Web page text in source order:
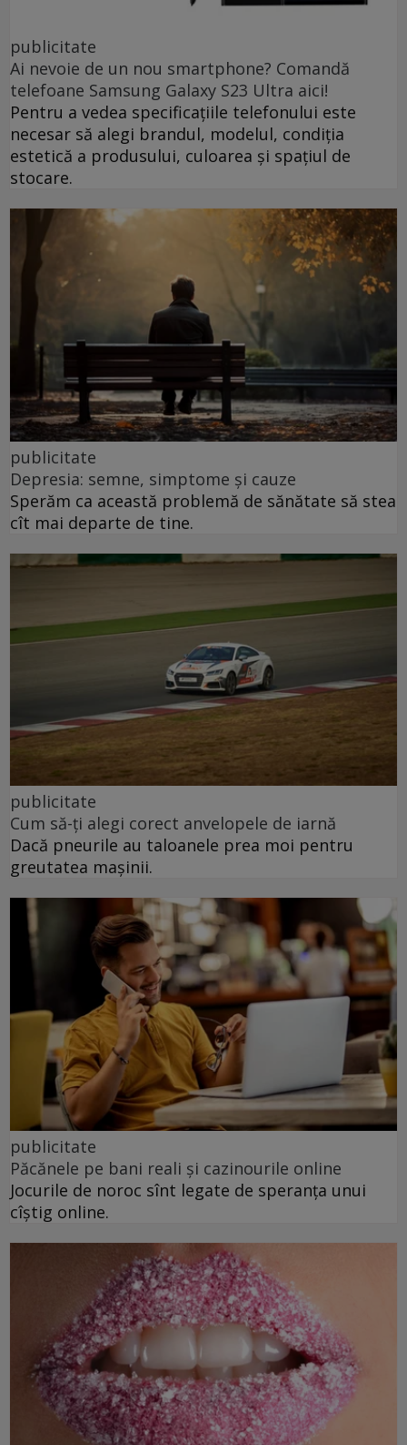
publicitate
Ai nevoie de un nou smartphone? Comandă
telefoane Samsung Galaxy S23 Ultra aici!
Pentru a vedea specificațiile telefonului este
necesar să alegi brandul, modelul, condiția
estetică a produsului, culoarea și spațiul de
stocare.
publicitate
Depresia: semne, simptome și cauze
Sperăm ca această problemă de sănătate să stea
cît mai departe de tine.
publicitate
Cum să-ți alegi corect anvelopele de iarnă
Dacă pneurile au taloanele prea moi pentru
greutatea mașinii.
publicitate
Păcănele pe bani reali și cazinourile online
Jocurile de noroc sînt legate de speranța unui
cîștig online.